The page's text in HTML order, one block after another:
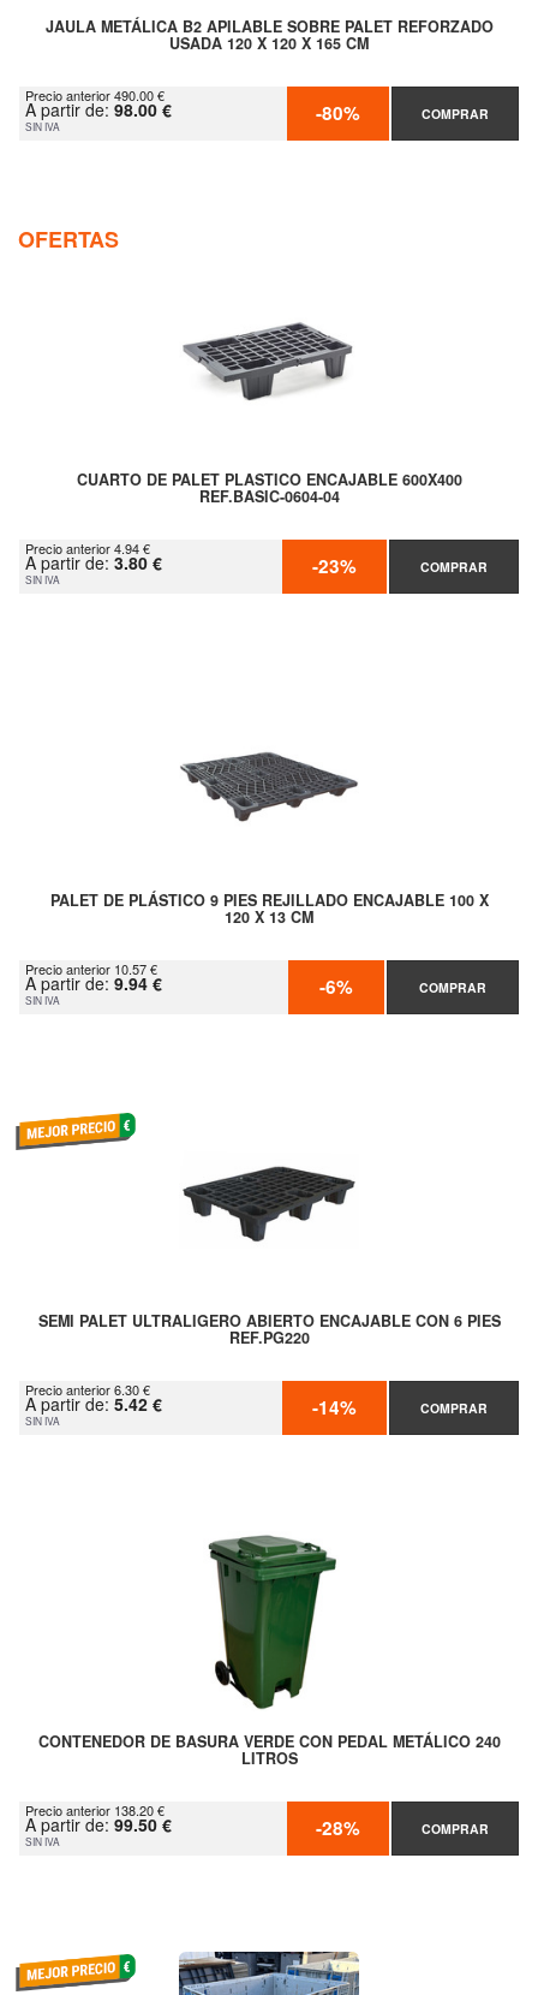
JAULA METÁLICA B2 APILABLE SOBRE PALET REFORZADO
USADA 120 X 120 X 165 CM
Precio anterior 490.00 €
A partir de: 98.00 €
SIN IVA -80% COMPRAR
OFERTAS
CUARTO DE PALET PLASTICO ENCAJABLE 600X400
REF.BASIC-0604-04
Precio anterior 4.94 €
A partir de: 3.80 €
SIN IVA -23% COMPRAR
PALET DE PLÁSTICO 9 PIES REJILLADO ENCAJABLE 100 X
120 X 13 CM
Precio anterior 10.57 €
A partir de: 9.94 €
SIN IVA -6% COMPRAR
SEMI PALET ULTRALIGERO ABIERTO ENCAJABLE CON 6 PIES
REF.PG220
Precio anterior 6.30 €
A partir de: 5.42 €
SIN IVA -14% COMPRAR
CONTENEDOR DE BASURA VERDE CON PEDAL METÁLICO 240
LITROS
Precio anterior 138.20 €
A partir de: 99.50 €
SIN IVA -28% COMPRAR